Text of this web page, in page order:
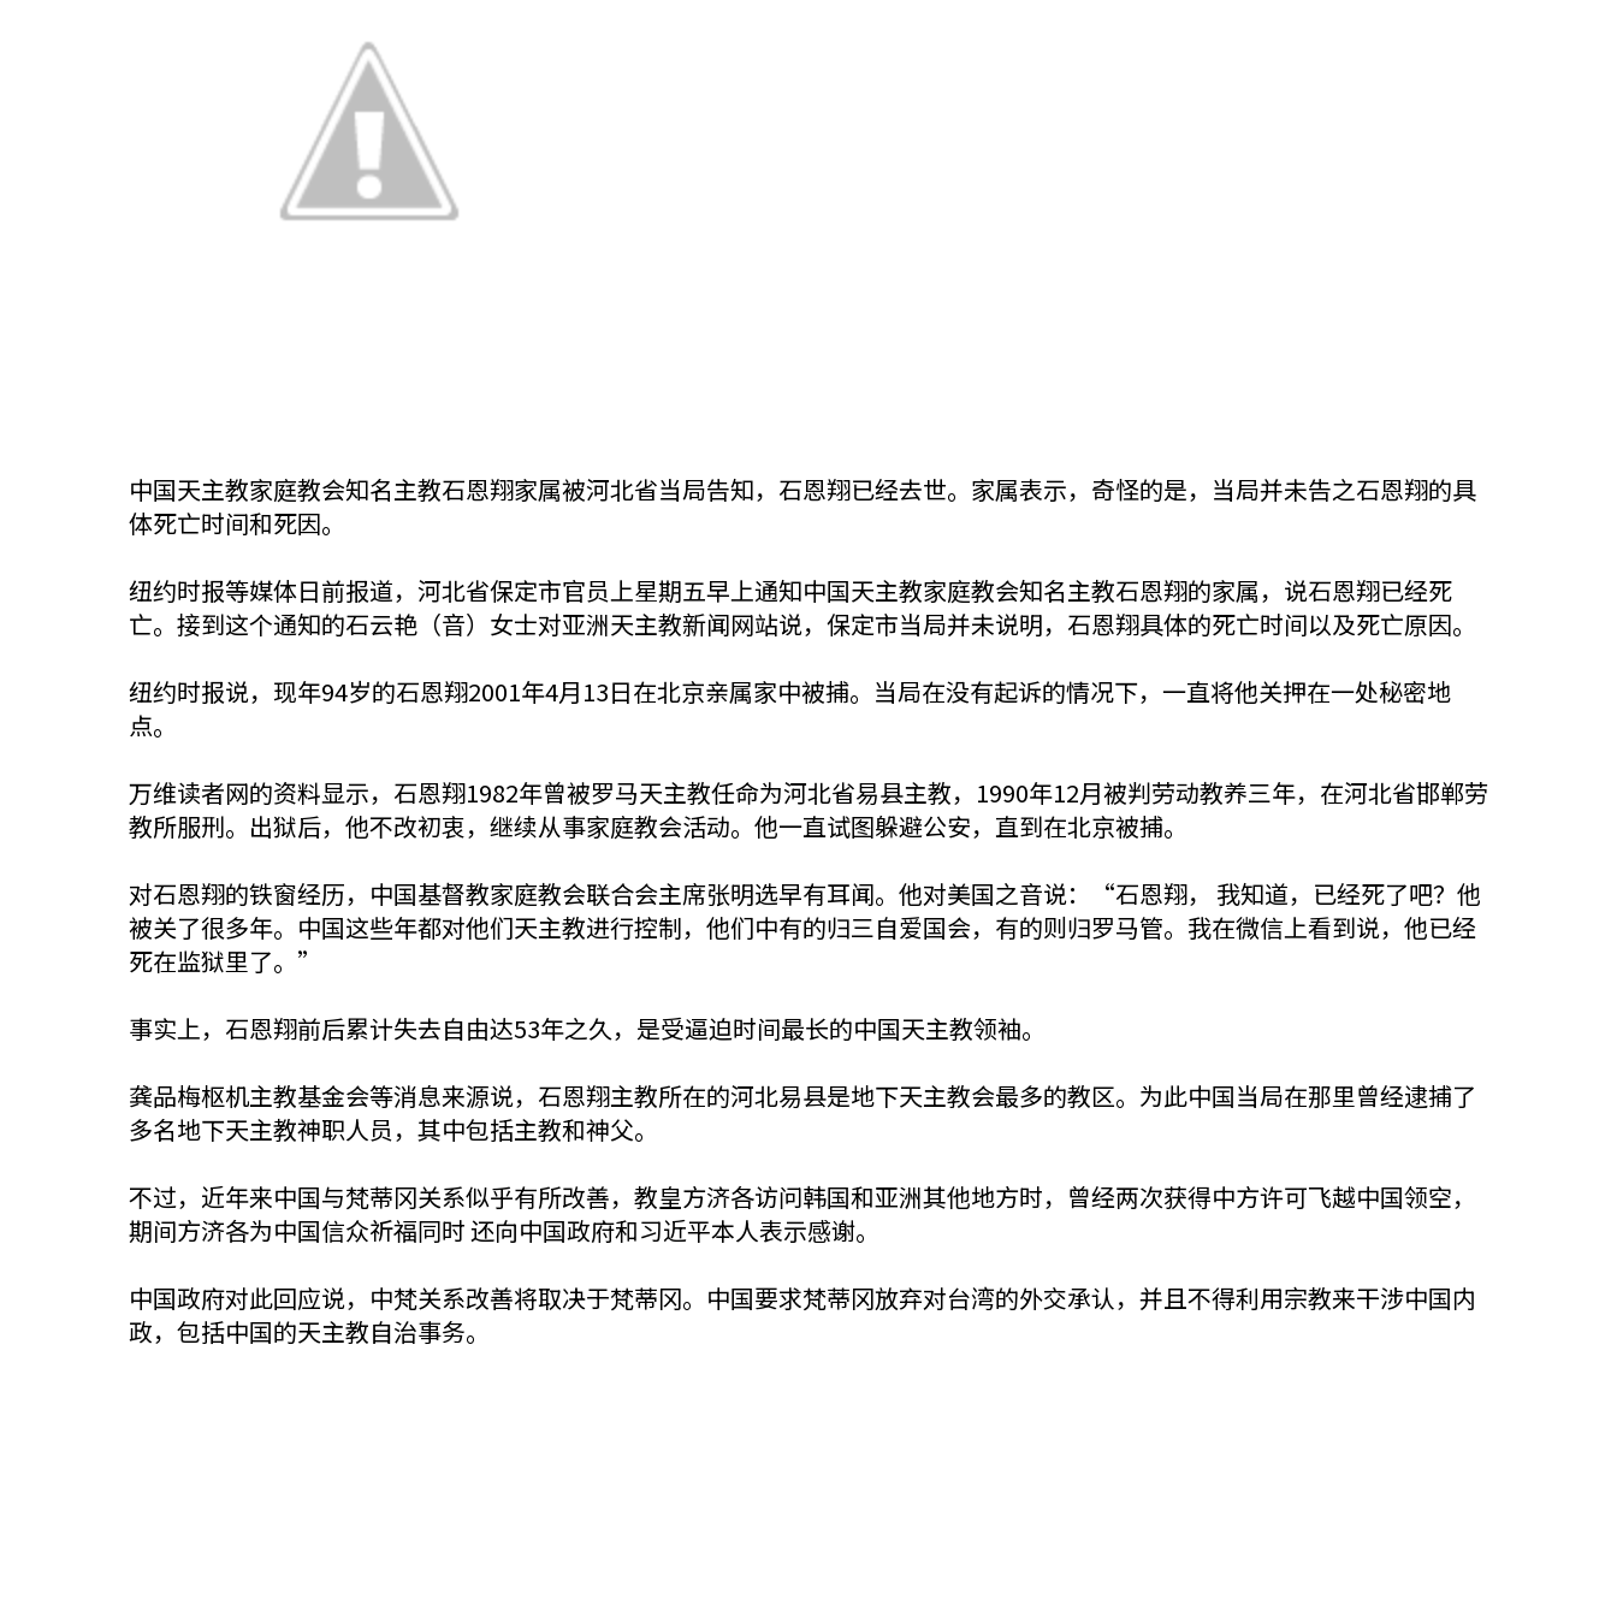
中国天主教家庭教会知名主教石恩翔家属被河北省当局告知，石恩翔已经去世。家属表示，奇怪的是，当局并未告之石恩翔的具
体死亡时间和死因。
纽约时报等媒体日前报道，河北省保定市官员上星期五早上通知中国天主教家庭教会知名主教石恩翔的家属，说石恩翔已经死
亡。接到这个通知的石云艳（音）女士对亚洲天主教新闻网站说，保定市当局并未说明，石恩翔具体的死亡时间以及死亡原因。
纽约时报说，现年94岁的石恩翔2001年4月13日在北京亲属家中被捕。当局在没有起诉的情况下，一直将他关押在一处秘密地
点。
万维读者网的资料显示，石恩翔1982年曾被罗马天主教任命为河北省易县主教，1990年12月被判劳动教养三年，在河北省邯郸劳
教所服刑。出狱后，他不改初衷，继续从事家庭教会活动。他一直试图躲避公安，直到在北京被捕。
对石恩翔的铁窗经历，中国基督教家庭教会联合会主席张明选早有耳闻。他对美国之音说：“石恩翔， 我知道，已经死了吧？他
被关了很多年。中国这些年都对他们天主教进行控制，他们中有的归三自爱国会，有的则归罗马管。我在微信上看到说，他已经
死在监狱里了。”
事实上，石恩翔前后累计失去自由达53年之久，是受逼迫时间最长的中国天主教领袖。
龚品梅枢机主教基金会等消息来源说，石恩翔主教所在的河北易县是地下天主教会最多的教区。为此中国当局在那里曾经逮捕了
多名地下天主教神职人员，其中包括主教和神父。
不过，近年来中国与梵蒂冈关系似乎有所改善，教皇方济各访问韩国和亚洲其他地方时，曾经两次获得中方许可飞越中国领空，
期间方济各为中国信众祈福同时 还向中国政府和习近平本人表示感谢。
中国政府对此回应说，中梵关系改善将取决于梵蒂冈。中国要求梵蒂冈放弃对台湾的外交承认，并且不得利用宗教来干涉中国内
政，包括中国的天主教自治事务。